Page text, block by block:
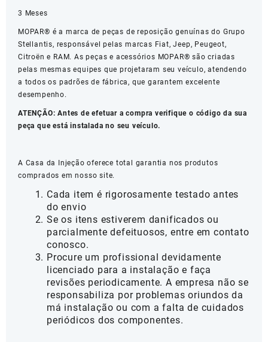
3 Meses
MOPAR® é a marca de peças de reposição genuínas do Grupo
Stellantis, responsável pelas marcas Fiat, Jeep, Peugeot,
Citroën e RAM. As peças e acessórios MOPAR® são criadas
pelas mesmas equipes que projetaram seu veículo, atendendo
a todos os padrões de fábrica, que garantem excelente
desempenho.
ATENÇÃO: Antes de efetuar a compra verifique o código da sua
peça que está instalada no seu veículo.
A Casa da Injeção oferece total garantia nos produtos
comprados em nosso site.
Cada item é rigorosamente testado antes
do envio
Se os itens estiverem danificados ou
parcialmente defeituosos, entre em contato
conosco.
Procure um profissional devidamente
licenciado para a instalação e faça
revisões periodicamente. A empresa não se
responsabiliza por problemas oriundos da
má instalação ou com a falta de cuidados
periódicos dos componentes.